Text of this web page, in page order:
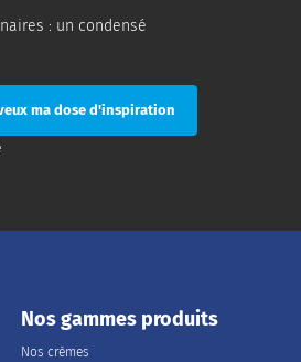
: un condensé
Nos gammes produits
Nos crèmes